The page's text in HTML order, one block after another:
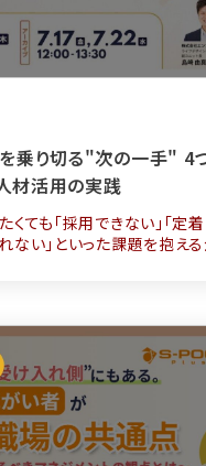
を乗り切る"次の一手" 4
材活用の実践
ても「採用できない」「定着
ない」といった課題を抱え